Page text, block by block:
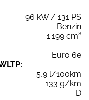
96 kW / 131 PS
Benzin
1.199 cm³
Euro 6e
5,9 l/100km
133 g/km
D